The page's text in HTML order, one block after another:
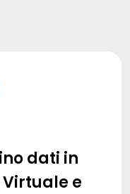
dati in
e